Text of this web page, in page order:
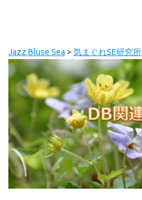
Jazz Bluse Sea > 気まぐれSE研究所